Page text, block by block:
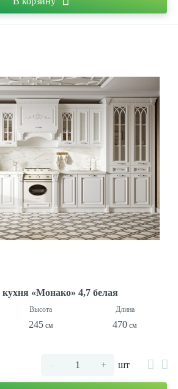
«Монако» 4,7 белая
245 470
- + шт